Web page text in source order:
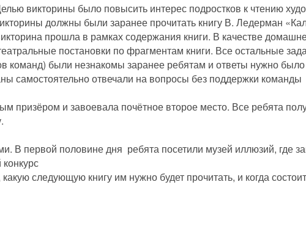
викторины было повысить интерес подростков к чтению
должны были заранее прочитать книгу В. Ледерман
прошла в рамках содержания книги. В качестве
постановки по фрагментам книги. Все остальные
команд) были незнакомы заранее ребятам и ответы нужно
самостоятельно отвечали на вопросы без поддержки команды
призёром и завоевала почётное второе место. Все ребята
В первой половине дня ребята посетили музей иллюзий, где
следующую книгу им нужно будет прочитать, и когда